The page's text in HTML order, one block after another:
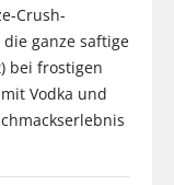
Crush-
ganze saftige
bei frostigen
Vodka und